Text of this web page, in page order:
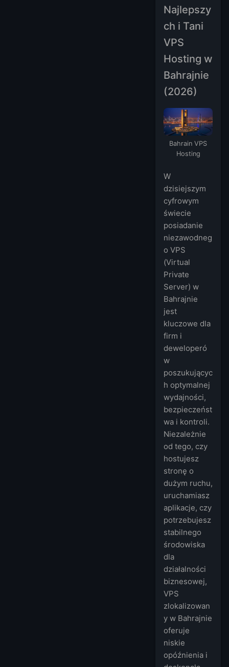
Najlepszy
ch i Tani
VPS
Hosting w
Bahrajnie
(2026)
Bahrain VPS
Hosting
W
dzisiejszym
cyfrowym
świecie
posiadanie
niezawodneg
o VPS
(Virtual
Private
Server) w
Bahrajnie
jest
kluczowe dla
firm i
deweloperó
w
poszukującyc
h optymalnej
wydajności,
bezpieczeńst
wa i kontroli.
Niezależnie
od tego, czy
hostujesz
stronę o
dużym ruchu,
uruchamiasz
aplikacje, czy
potrzebujesz
stabilnego
środowiska
dla
działalności
biznesowej,
VPS
zlokalizowan
y w Bahrajnie
oferuje
niskie
opóźnienia i